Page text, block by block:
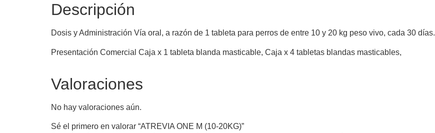
Descripción
Dosis y Administración Vía oral, a razón de 1 tableta para perros de entre 10 y 20 kg peso vivo, cada 30 días.
Presentación Comercial Caja x 1 tableta blanda masticable, Caja x 4 tabletas blandas masticables,
Valoraciones
No hay valoraciones aún.
Sé el primero en valorar “ATREVIA ONE M (10-20KG)”